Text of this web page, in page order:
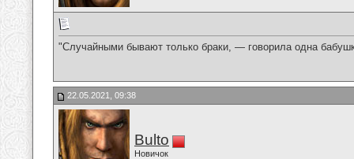
"Случайными бывают только браки, — говорила одна
22.05.2021, 09:38
Bulto
Новичок